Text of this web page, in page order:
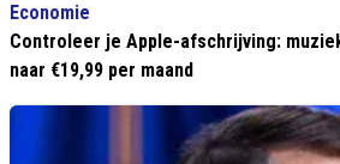
Economie
Controleer je Apple-afschrijving:
naar €19,99 per maand